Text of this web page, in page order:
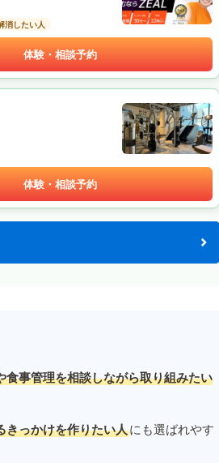
消したい人
体験・相談予約
体験・相談予約
食事管理を相談しながら取り組みたい
きっかけを作りたい人にも選ばれやす